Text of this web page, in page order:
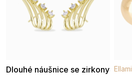
Dlouhé náušnice se zirkony Ellami